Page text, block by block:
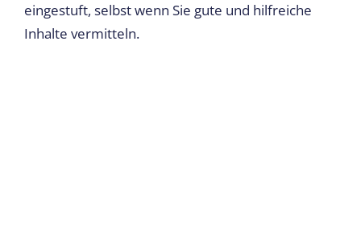
eingestuft, selbst wenn Sie gute und hilfreiche
Inhalte vermitteln.